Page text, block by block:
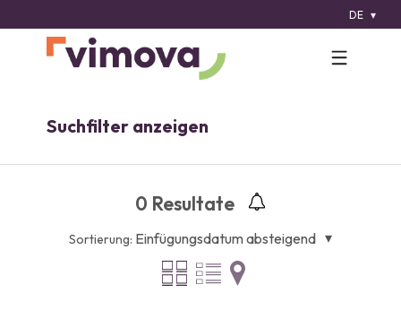
DE
Suchfilter anzeigen
0 Resultate
Sortierung: Einfügungsdatum absteigend